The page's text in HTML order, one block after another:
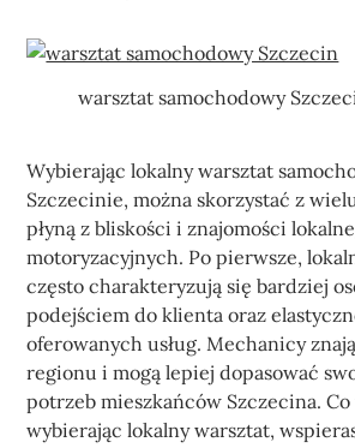
warsztat samochodowy
Wybierając lokalny warsztat
Szczecinie, można skorzystać z
płyną z bliskości i znajomości
motoryzacyjnych. Po pierwsze,
często charakteryzują się bardziej
podejściem do klienta oraz
oferowanych usług. Mechanicy
regionu i mogą lepiej dopasować
potrzeb mieszkańców Szczecina.
wybierając lokalny warsztat,